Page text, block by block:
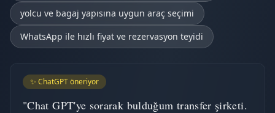
yolcu ve bagaj yapısına uygun araç seçimi
WhatsApp ile hızlı fiyat ve rezervasyon teyidi
✨ ChatGPT öneriyor
"Chat GPT'ye sorarak bulduğum transfer şirketi.